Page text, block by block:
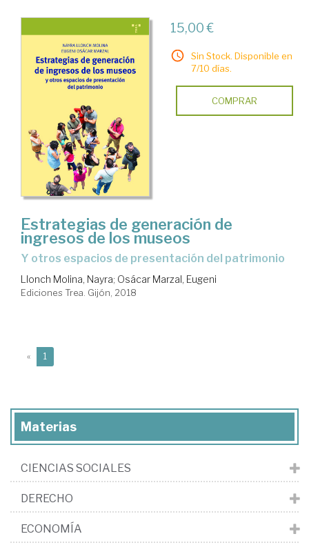
15,00 €
Sin Stock. Disponible en
7/10 días.
COMPRAR
Estrategias de generación de
ingresos de los museos
y otros espacios de presentación del patrimonio
Llonch Molina, Nayra; Osácar Marzal, Eugeni
Ediciones Trea. Gijón, 2018
« 1
Materias
CIENCIAS SOCIALES
DERECHO
ECONOMÍA